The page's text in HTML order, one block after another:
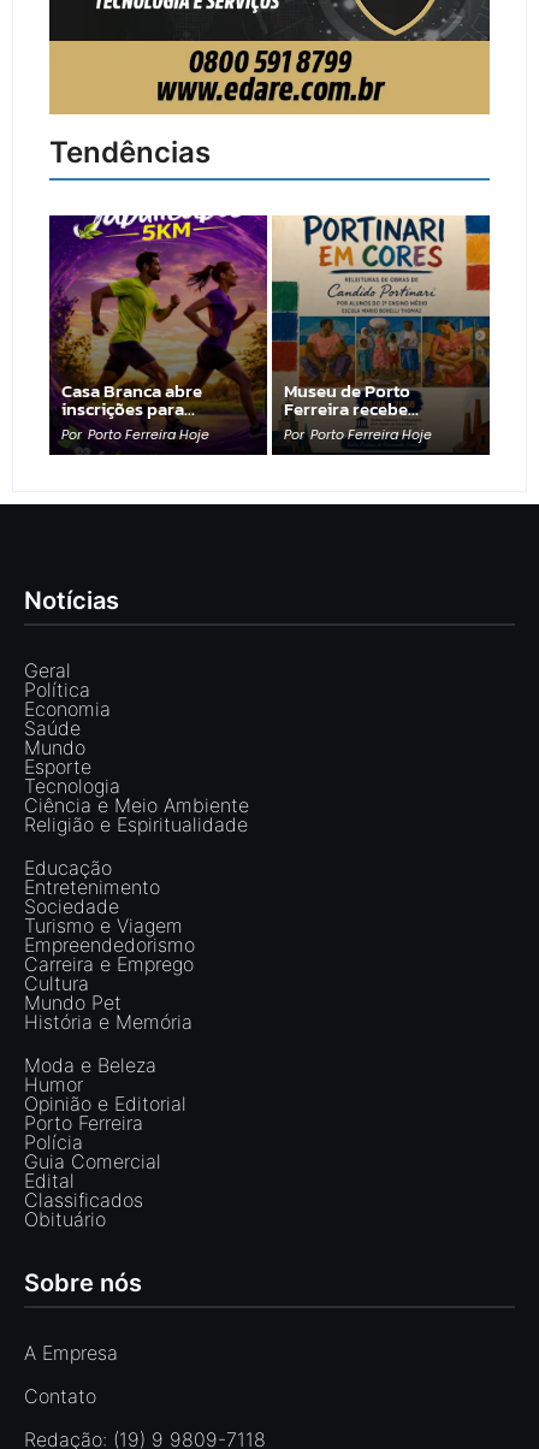
Tendências
Casa Branca abre
inscrições para…
Por Porto Ferreira Hoje
Museu de Porto
Ferreira recebe…
Por Porto Ferreira Hoje
Notícias
Geral
Política
Economia
Saúde
Mundo
Esporte
Tecnologia
Ciência e Meio Ambiente
Religião e Espiritualidade
Educação
Entretenimento
Sociedade
Turismo e Viagem
Empreendedorismo
Carreira e Emprego
Cultura
Mundo Pet
História e Memória
Moda e Beleza
Humor
Opinião e Editorial
Porto Ferreira
Polícia
Guia Comercial
Edital
Classificados
Obituário
Sobre nós
A Empresa
Contato
Redação: (19) 9 9809-7118